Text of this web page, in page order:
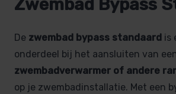
Zwembad Bypass
De zwembad bypass standaard is
onderdeel bij het aansluiten van
zwembadverwarmer of andere
op je zwembadinstallatie. Met een